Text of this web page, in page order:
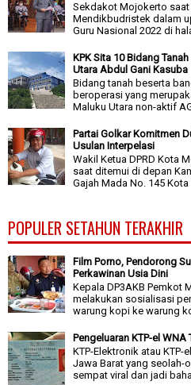
Sekdakot Mojokerto
Mendikbudristek dalam
Guru Nasional 2022 di
KPK Sita 10 Bidang
Utara Abdul Gani Kasuba
Bidang tanah beserta
beroperasi yang
Maluku Utara non-aktif
Partai Golkar Komitmen
Usulan Interpelasi
Wakil Ketua DPRD Kota
saat ditemui di depan
Gajah Mada No. 145
POPULER SETAHUN TERAKHIR
Film Porno, Pendorong
Perkawinan Usia Dini
Kepala DP3AKB Pemkot
melakukan sosialisasi
warung kopi ke warung
Pengeluaran KTP-el WNA
KTP-Elektronik atau KTP-
Jawa Barat yang seolah-
sempat viral dan jadi